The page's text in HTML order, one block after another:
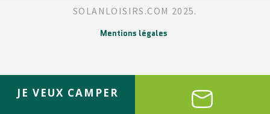
SOLANLOISIRS.COM 2025.
Mentions légales
JE VEUX CAMPER